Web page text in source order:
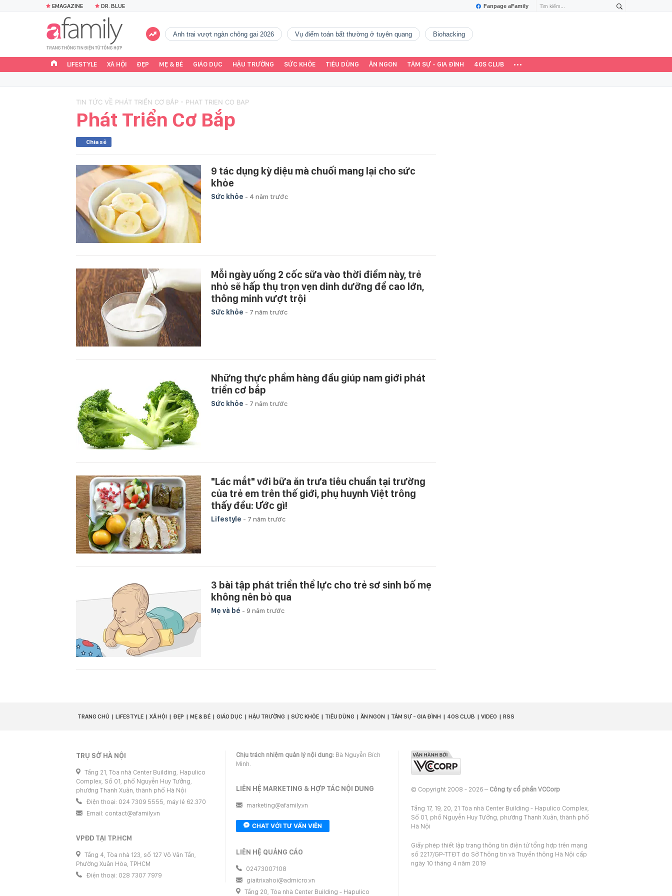
Fanpage aFamily
EMAGAZINE DR. BLUE
Anh trai vượt ngàn chông gai 2026 vụ điểm toán bất thường ở tuyên quang Biohacking
LIFESTYLE XÃ HỘI ĐẸP MẸ & BÉ GIÁO DỤC HẬU TRƯỜNG SỨC KHỎE TIÊU DÙNG ĂN NGON TÂM SỰ - GIA ĐÌNH 40S CLUB
TIN TỨC VỀ PHÁT TRIỂN CƠ BẮP - PHAT TRIEN CO BAP
Phát Triển Cơ Bắp
Chia sẻ
9 tác dụng kỳ diệu mà chuối mang lại cho sức
khỏe
Sức khỏe - 4 năm trước
Mỗi ngày uống 2 cốc sữa vào thời điểm này, trẻ
nhỏ sẽ hấp thụ trọn vẹn dinh dưỡng để cao lớn,
thông minh vượt trội
Sức khỏe - 7 năm trước
Những thực phẩm hàng đầu giúp nam giới phát
triển cơ bắp
Sức khỏe - 7 năm trước
"Lác mắt" với bữa ăn trưa tiêu chuẩn tại trường
của trẻ em trên thế giới, phụ huynh Việt trông
thấy đều: Ước gì!
Lifestyle - 7 năm trước
3 bài tập phát triển thể lực cho trẻ sơ sinh bố mẹ
không nên bỏ qua
Mẹ và bé - 9 năm trước
TRANG CHỦ LIFESTYLE XÃ HỘI ĐẸP MẸ & BÉ GIÁO DỤC HẬU TRƯỜNG SỨC KHỎE TIÊU DÙNG ĂN NGON TÂM SỰ - GIA ĐÌNH 40S CLUB VIDEO RSS
TRỤ SỞ HÀ NỘI
Tầng 21, Tòa nhà Center Building, Hapulico
Complex, Số 01, phố Nguyễn Huy Tưởng,
phường Thanh Xuân, thành phố Hà Nội
Điện thoại: 024 7309 5555, máy lẻ 62.370
Email: contact@afamily.vn
VPĐD TẠI TP.HCM
Tầng 4, Tòa nhà 123, số 127 Võ Văn Tần,
Phường Xuân Hòa, TPHCM
Điện thoại: 028 7307 7979
Chịu trách nhiệm quản lý nội dung: Bà Nguyễn Bích
Minh.
LIÊN HỆ MARKETING & HỢP TÁC NỘI DUNG
marketing@afamily.vn
CHAT VỚI TƯ VẤN VIÊN
LIÊN HỆ QUẢNG CÁO
02473007108
giaitrixahoi@admicro.vn
Tầng 20, Tòa nhà Center Building - Hapulico
© Copyright 2008 - 2026 – Công ty cổ phần VCCorp
Tầng 17, 19, 20, 21 Tòa nhà Center Building - Hapulico Complex,
Số 01, phố Nguyễn Huy Tưởng, phường Thanh Xuân, thành phố
Hà Nội
Giấy phép thiết lập trang thông tin điện tử tổng hợp trên mạng
số 2217/GP-TTĐT do Sở Thông tin và Truyền thông Hà Nội cấp
ngày 10 tháng 4 năm 2019